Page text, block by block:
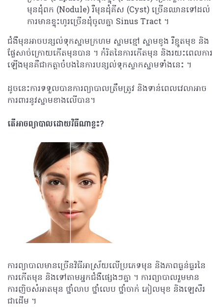
មុនដុំពក (Nodule) រឺ​មុនដុំគីស​ (Cyst)​​ ច្រើនឈានទៅដល់
ការមានខ្ទុះហូរច្រើនដុំចូលគ្នា Sinus Tract ។
ជំងឺមុនអាចបន្សល់ទុកស្នាមក្រហម ស្នាមខ្មៅ ស្នាមខូង រឺខ្មូតមុខ និង
ផ្លែសាច់ក្រោយកើតមុនបាន ។​ កំរិតនៃការកើតមុន និងរយះពេលការ
ឡើងមុនគឺជាកត្តាចំបងនៃការបន្សល់ទុកស្លាកស្នាមទាំងនេះ ។
ដូចនេះការទទួលបានការព្យាបាលត្រឹមត្រូវ និងទាន់ពេលវេលាអាច
ការពារនូវស្នាមខាងលើបាន។
តើអាចព្យាបាលដោយវិធីណាខ្លះ?
ការព្យាបាលមានច្រើនវិធីអាស្រ័យលើប្រភេទមុន​ និងភាពធ្ងន់ធ្ងរនៃ
ការកើតមុន និងទៅតាមអ្នកជំងឺផ្សេងៗគ្នា ។ ការព្យាបាលរួមមាន​
ការញិចសំអាតមុន ថ្នាំលាប ថ្នាំលេប​ ថ្នាំចាក់ ភៀលមុខ និងឡេសឺរ​​​
ជាដើម ​។